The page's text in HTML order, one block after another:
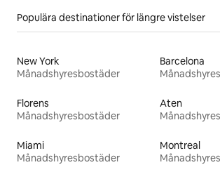
Populära destinationer för längre vistelser
New York
Månadshyresbostäder
Barcelona
Florens
Månadshyresbostäder
Aten
Miami
Månadshyresbostäder
Montreal